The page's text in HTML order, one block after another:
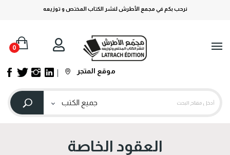
نرحب بكم في مجمع الأطرش لنشر الكتاب المختص و توزيعه
0
موقع المتجر
العقود الخاصة